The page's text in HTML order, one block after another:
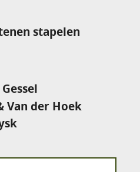
stapelen
Van der Hoek